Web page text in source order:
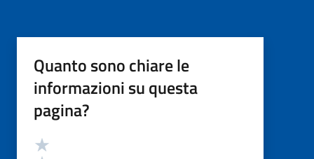
Quanto sono chiare le
informazioni su questa
pagina?
Valutazione